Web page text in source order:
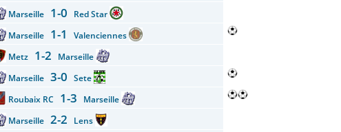
Marseille 1-0 Red Star
Marseille 1-1
Valenciennes
Metz 1-2 Marseille
Marseille 3-0 Sete
Roubaix RC 1-3 Marseille
Marseille 2-2 Lens